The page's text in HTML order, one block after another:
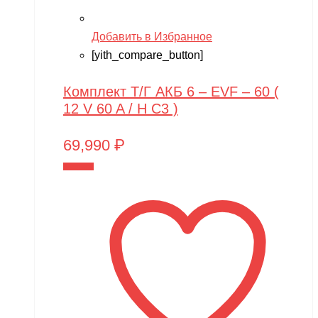
Добавить в Избранное
[yith_compare_button]
Комплект Т/Г АКБ 6 – EVF – 60 (
12 V 60 A / H C3 )
69,990 ₽